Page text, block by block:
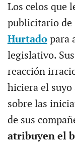
Los celos que
publicitario de
Hurtadopara
legislativo.
reacción
hiciera el
sobre las
de sus
atribuyen el